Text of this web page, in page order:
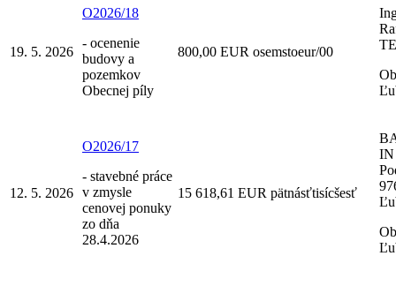
19. 5. 2026
O2026/18
- ocenenie
budovy a
pozemkov
Obecnej píly
800,00 EUR osemstoeur/00
12. 5. 2026
O2026/17
- stavebné práce
v zmysle
cenovej ponuky
zo dňa
28.4.2026
15 618,61 EUR pätnásťtisícšesť
IN